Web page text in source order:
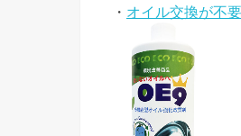
・ オイル交換が不